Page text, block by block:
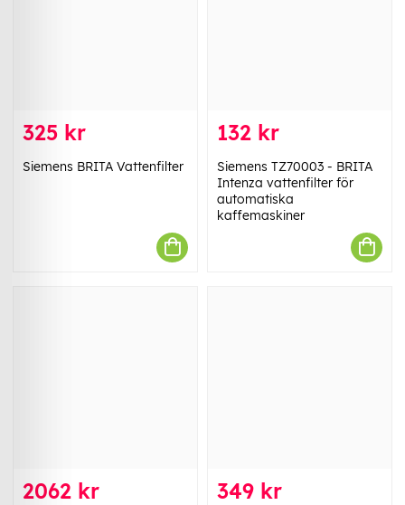
325 kr
Siemens BRITA Vattenfilter
132 kr
Siemens TZ70003 - BRITA
Intenza vattenfilter för
automatiska
kaffemaskiner
2062 kr 349 kr